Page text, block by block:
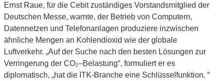
Ernst Raue, für die Cebit zuständiges Vorstandsmitglied der
Deutschen Messe, warnte, der Betrieb von Computern,
Datennetzen und Telefonanlagen produziere inzwischen
ähnliche Mengen an Kohlendioxid wie der globale
Luftverkehr. „Auf der Suche nach den besten Lösungen zur
Verringerung der CO₂–Belastung“, formuliert er es
diplomatisch, „hat die ITK-Branche eine Schlüsselfunktion. “